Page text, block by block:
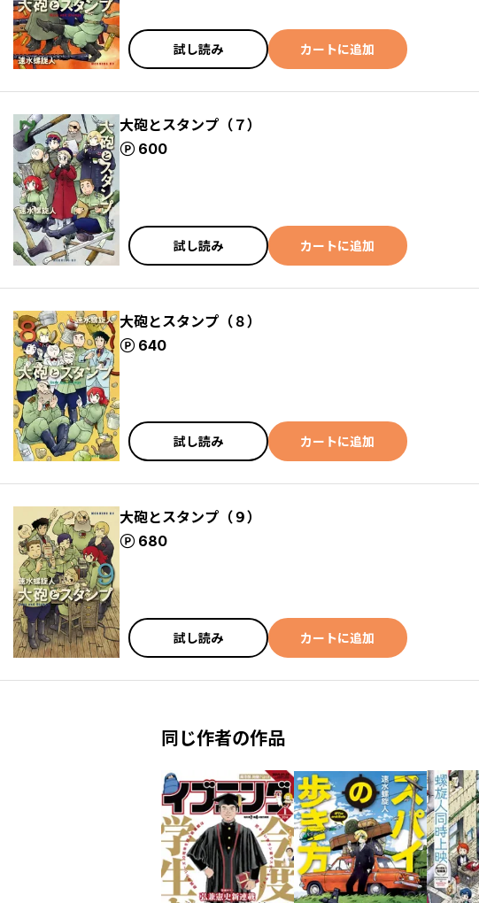
試し読み カートに追加
大砲とスタンプ（７）
600
ポイント
試し読み カートに追加
大砲とスタンプ（８）
640
ポイント
試し読み カートに追加
大砲とスタンプ（９）
680
ポイント
試し読み カートに追加
同じ作者の作品